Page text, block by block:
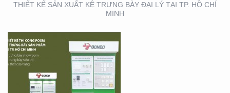
THIẾT KẾ SẢN XUẤT KỆ TRƯNG BÀY ĐẠI LÝ TẠI TP. HỒ CHÍ
MINH
THIẾT KẾ SẢN XUẤT
BOOTH SAMPLING TẠI